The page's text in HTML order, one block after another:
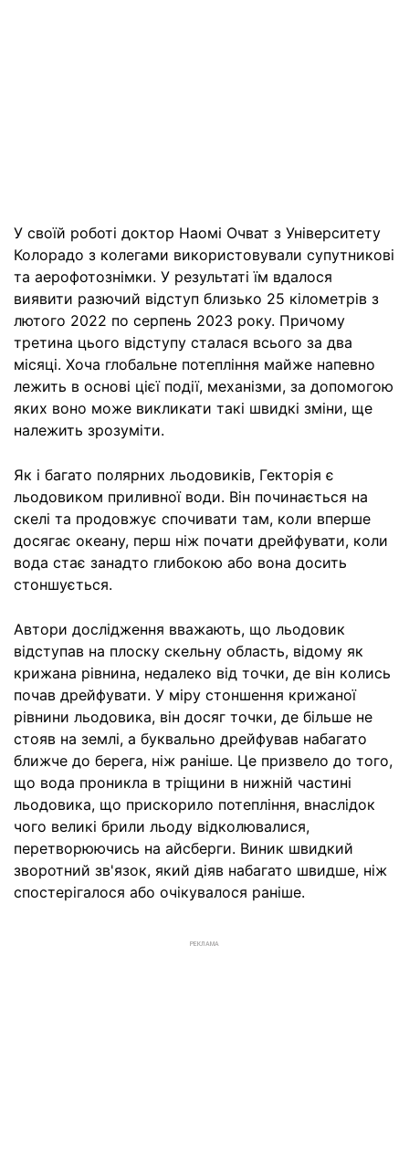
У своїй роботі доктор Наомі Очват з Університету
Колорадо з колегами використовували супутникові
та аерофотознімки. У результаті їм вдалося
виявити разючий відступ близько 25 кілометрів з
лютого 2022 по серпень 2023 року. Причому
третина цього відступу сталася всього за два
місяці. Хоча глобальне потепління майже напевно
лежить в основі цієї події, механізми, за допомогою
яких воно може викликати такі швидкі зміни, ще
належить зрозуміти.
Як і багато полярних льодовиків, Гекторія є
льодовиком приливної води. Він починається на
скелі та продовжує спочивати там, коли вперше
досягає океану, перш ніж почати дрейфувати, коли
вода стає занадто глибокою або вона досить
стоншується.
Автори дослідження вважають, що льодовик
відступав на плоску скельну область, відому як
крижана рівнина, недалеко від точки, де він колись
почав дрейфувати. У міру стоншення крижаної
рівнини льодовика, він досяг точки, де більше не
стояв на землі, а буквально дрейфував набагато
ближче до берега, ніж раніше. Це призвело до того,
що вода проникла в тріщини в нижній частині
льодовика, що прискорило потепління, внаслідок
чого великі брили льоду відколювалися,
перетворюючись на айсберги. Виник швидкий
зворотний зв'язок, який діяв набагато швидше, ніж
спостерігалося або очікувалося раніше.
РЕКЛАМА